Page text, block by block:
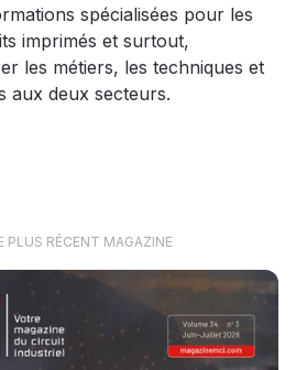
spécialisées pour les
imprimés et surtout,
les métiers, les techniques et
aux deux secteurs.
PLUS RÉCENT MAGAZINE